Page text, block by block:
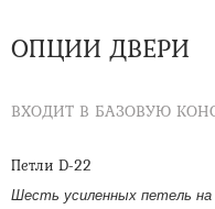
ОПЦИИ ДВЕРИ
ВХОДИТ В БАЗОВУЮ
Петли D-22
Шесть усиленных петель на